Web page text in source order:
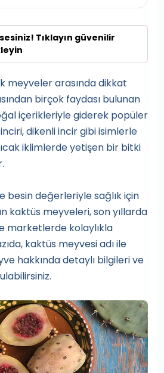
Tıklayın güvenilir
meyveler arasında dikkat
birçok faydası bulunan
içerikleriyle giderek popüler
dikenli incir gibi isimlerle
iklimlerde yetişen bir bitki
besin değerleriyle sağlık için
kaktüs meyveleri, son yıllarda
marketlerde kolaylıkla
kaktüs meyvesi adı ile
hakkında detaylı bilgileri ve